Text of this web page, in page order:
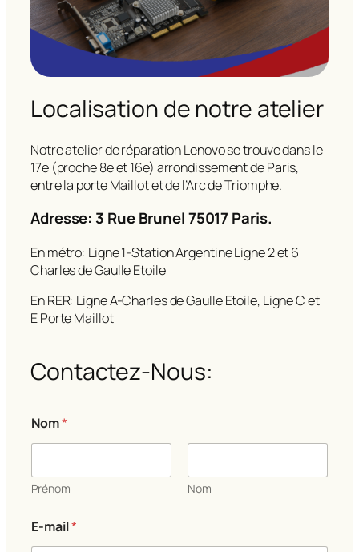
Localisation de notre atelier
Notre atelier de réparation Lenovo se trouve dans le
17e (proche 8e et 16e) arrondissement de Paris,
entre la porte Maillot et de l’Arc de Triomphe.
Adresse: 3 Rue Brunel 75017 Paris.
En métro: Ligne 1-Station Argentine Ligne 2 et 6
Charles de Gaulle Etoile
En RER: Ligne A-Charles de Gaulle Etoile, Ligne C et
E Porte Maillot
Contactez-Nous:
Nom*
Prénom Nom
E-mail*